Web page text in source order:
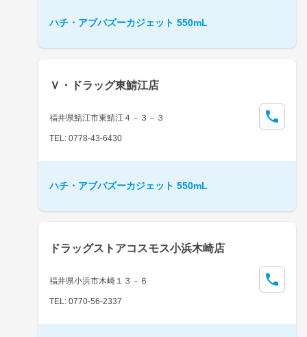
ハチ・アブバズーカジェット 550mL
Ｖ・ドラッグ東鯖江店
福井県鯖江市東鯖江４－３－３
TEL: 0778-43-6430
ハチ・アブバズーカジェット 550mL
ドラッグストアコスモス小浜木崎店
福井県小浜市木崎１３－６
TEL: 0770-56-2337